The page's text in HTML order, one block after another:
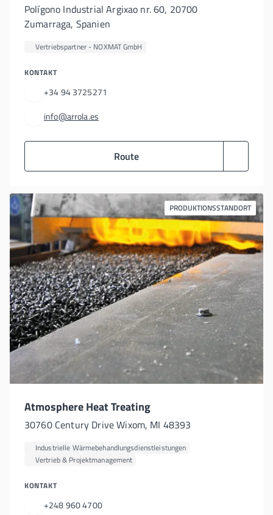
Polígono Industrial Argixao nr. 60, 20700
Zumarraga, Spanien
Vertriebspartner - NOXMAT GmbH
KONTAKT
+34 94 3725271
info@arrola.es
Route
PRODUKTIONSSTANDORT
Atmosphere Heat Treating
30760 Century Drive Wixom, MI 48393
Industrielle Wärmebehandlungsdienstleistungen
Vertrieb & Projektmanagement
KONTAKT
+248 960 4700